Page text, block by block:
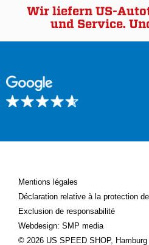
Wir liefern US-
und Service.
Mentions légales
Déclaration relative à la protection
Exclusion de responsabilité
Webdesign: SMP media
© 2026 US SPEED SHOP, Hamburg